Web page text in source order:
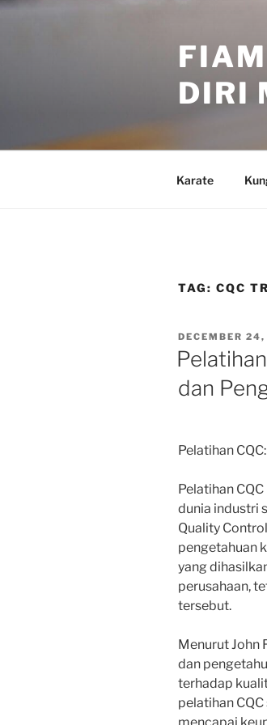
Skip
DIRI
Karate
TAG: CQC
POSTED
ON
DECEMBER
dan
Pelatihan
Pelatihan
dunia industri
Quality
pengetahuan
yang
perusahaan,
tersebut.
Menurut John
dan
terhadap
pelatihan